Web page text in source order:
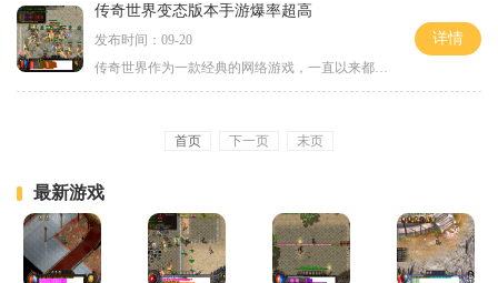
传奇世界变态版本手游爆率超高
发布时间：09-20
详情
首页 下一页 末页
最新游戏